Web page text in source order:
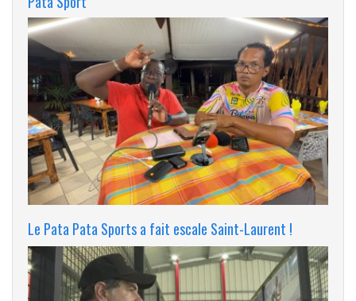
Le Pata Pata Sports a fait escale Saint-Laurent !